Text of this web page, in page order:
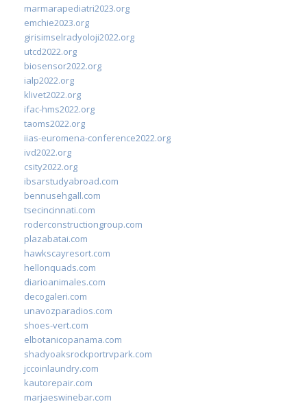
marmarapediatri2023.org
emchie2023.org
girisimselradyoloji2022.org
utcd2022.org
biosensor2022.org
ialp2022.org
klivet2022.org
ifac-hms2022.org
taoms2022.org
iias-euromena-conference2022.org
ivd2022.org
csity2022.org
ibsarstudyabroad.com
bennusehgall.com
tsecincinnati.com
roderconstructiongroup.com
plazabatai.com
hawkscayresort.com
hellonquads.com
diarioanimales.com
decogaleri.com
unavozparadios.com
shoes-vert.com
elbotanicopanama.com
shadyoaksrockportrvpark.com
jccoinlaundry.com
kautorepair.com
marjaeswinebar.com